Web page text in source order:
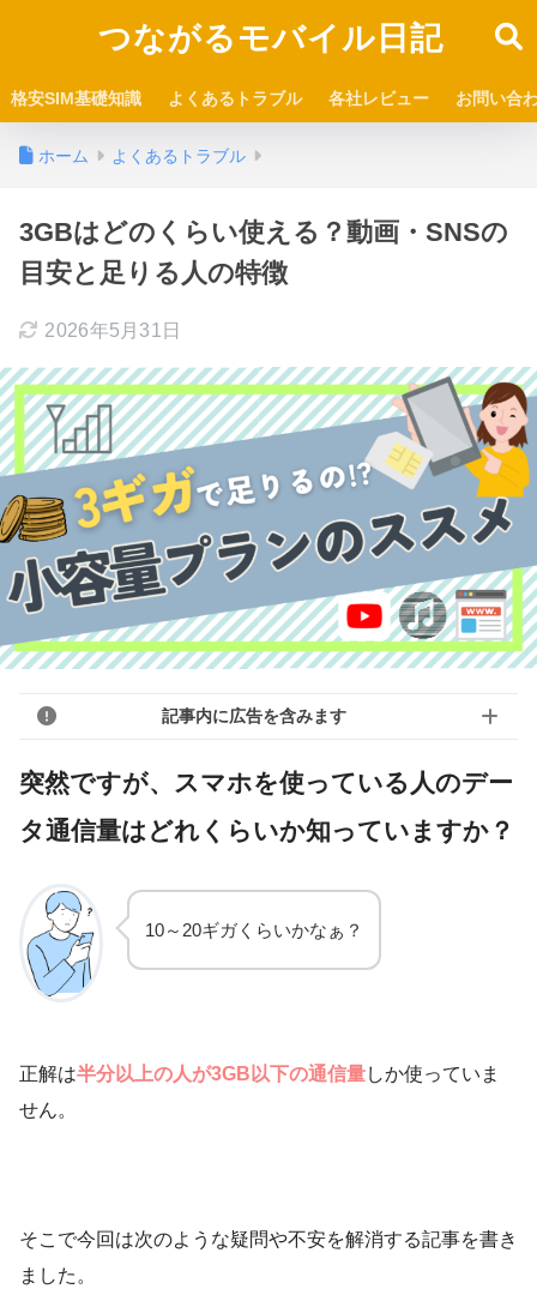
つながるモバイル日記
格安SIM基礎知識 よくあるトラブル 各社レビュー お問い合
ホーム よくあるトラブル
3GBはどのくらい使える？動画・SNSの
目安と足りる人の特徴
2026年5月31日
記事内に広告を含みます
突然ですが、スマホを使っている人のデー
タ通信量はどれくらいか知っていますか？
10～20ギガくらいかなぁ？
正解は半分以上の人が3GB以下の通信量しか使っていま
せん。
そこで今回は次のような疑問や不安を解消する記事を書き
ました。